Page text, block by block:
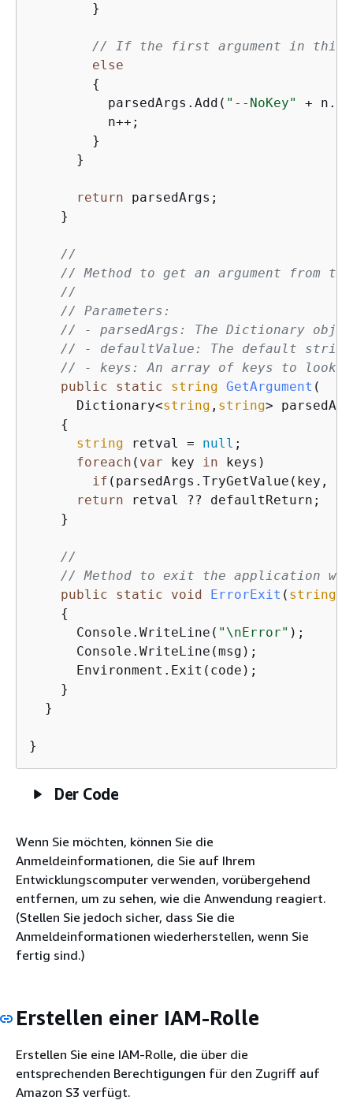
        }
// If the first argument in this
else
{
          parsedArgs.Add(
"--NoKey"
+
          n++;
        }
      }
return parsedArgs;
    }
//
// Method to get an argument from the
//
// Parameters:
// - parsedArgs: The Dictionary
// - defaultValue: The default
// - keys: An array of keys to look
public
static string GetArgument (
      Dictionary<
string , string>
{
string retval = null ;
foreach ( var key in keys)
if (parsedArgs.TryGetValue(key,
return retval ?? defaultReturn;
    }
//
// Method to exit the application
public
static void ErrorExit ( string
{
      Console.WriteLine(
"\nError" );
      Console.WriteLine(msg);
      Environment.Exit(code);
    }
  }
Der Code
Wenn Sie möchten, können Sie die
Anmeldeinformationen, die Sie auf Ihrem
Entwicklungscomputer verwenden, vorübergehend
entfernen, um zu sehen, wie die Anwendung reagiert.
(Stellen Sie jedoch sicher, dass Sie die
Anmeldeinformationen wiederherstellen, wenn Sie
fertig sind.)
Erstellen einer IAM-Rolle
Erstellen Sie eine IAM-Rolle, die über die
entsprechenden Berechtigungen für den Zugriff auf
Amazon S3 verfügt.